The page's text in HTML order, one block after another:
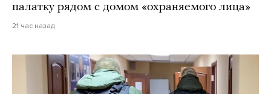
палатку рядом с домом «охраняемого лица»
21 час назад